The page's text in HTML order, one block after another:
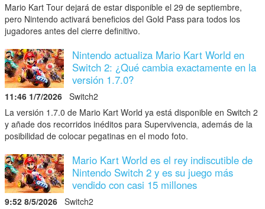
Mario Kart Tour dejará de estar disponible el 29 de septiembre,
pero Nintendo activará beneficios del Gold Pass para todos los
jugadores antes del cierre definitivo.
Nintendo actualiza Mario Kart World en
Switch 2: ¿Qué cambia exactamente en la
versión 1.7.0?
11:46 1/7/2026
Switch2
La versión 1.7.0 de Mario Kart World ya está disponible en Switch 2
y añade dos recorridos inéditos para Supervivencia, además de la
posibilidad de colocar pegatinas en el modo foto.
Mario Kart World es el rey indiscutible de
Nintendo Switch 2 y es su juego más
vendido con casi 15 millones
9:52 8/5/2026
Switch2